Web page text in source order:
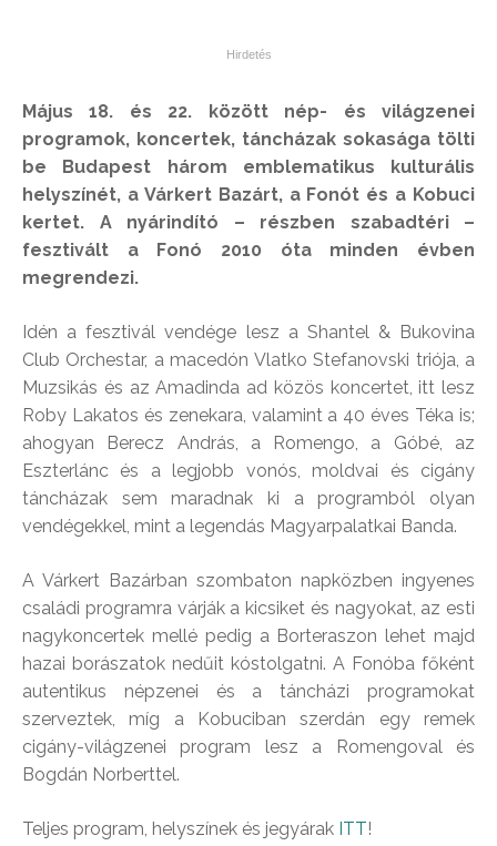
Május 18. és 22. között nép- és világzenei
programok, koncertek, táncházak sokasága tölti
be Budapest három emblematikus kulturális
helyszínét, a Várkert Bazárt, a Fonót és a Kobuci
kertet. A nyárindító – részben szabadtéri –
fesztivált a Fonó 2010 óta minden évben
megrendezi.
Idén a fesztivál vendége lesz a Shantel & Bukovina
Club Orchestar, a macedón Vlatko Stefanovski triója, a
Muzsikás és az Amadinda ad közös koncertet, itt lesz
Roby Lakatos és zenekara, valamint a 40 éves Téka is;
ahogyan Berecz András, a Romengo, a Góbé, az
Eszterlánc és a legjobb vonós, moldvai és cigány
táncházak sem maradnak ki a programból olyan
vendégekkel, mint a legendás Magyarpalatkai Banda.
A Várkert Bazárban szombaton napközben ingyenes
családi programra várják a kicsiket és nagyokat, az esti
nagykoncertek mellé pedig a Borteraszon lehet majd
hazai borászatok nedűit kóstolgatni. A Fonóba főként
autentikus népzenei és a táncházi programokat
szerveztek, míg a Kobuciban szerdán egy remek
cigány-világzenei program lesz a Romengoval és
Bogdán Norberttel.
Teljes program, helyszínek és jegyárak ITT!